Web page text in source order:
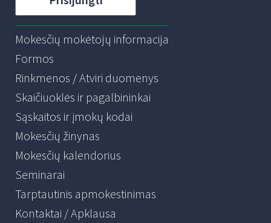
Mokesčių mokėtojų informacija
Formos
Rinkmenos / Atviri duomenys
Skaičiuoklės ir pagalbininkai
Sąskaitos ir įmokų kodai
Mokesčių žinynas
Mokesčių kalendorius
Seminarai
Tarptautinis apmokestinimas
Kontaktai / Apklausa